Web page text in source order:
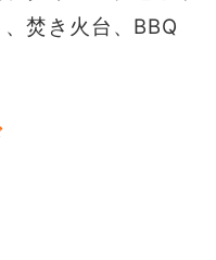
焚き火台、BBQ